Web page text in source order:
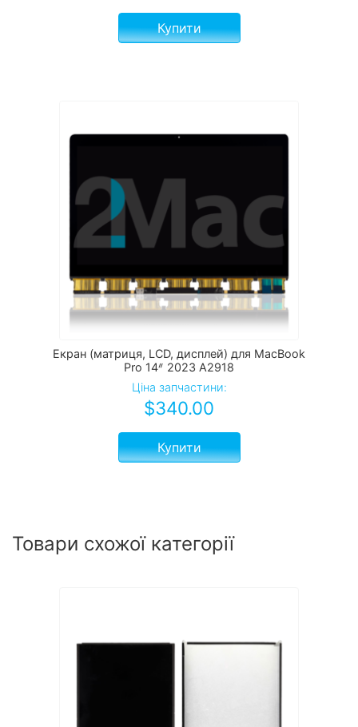
Купити
Екран (матриця, LCD, дисплей) для MacBook
Pro 14ᐥ 2023 А2918
Ціна запчастини:
$340.00
Купити
Товари схожої категорії